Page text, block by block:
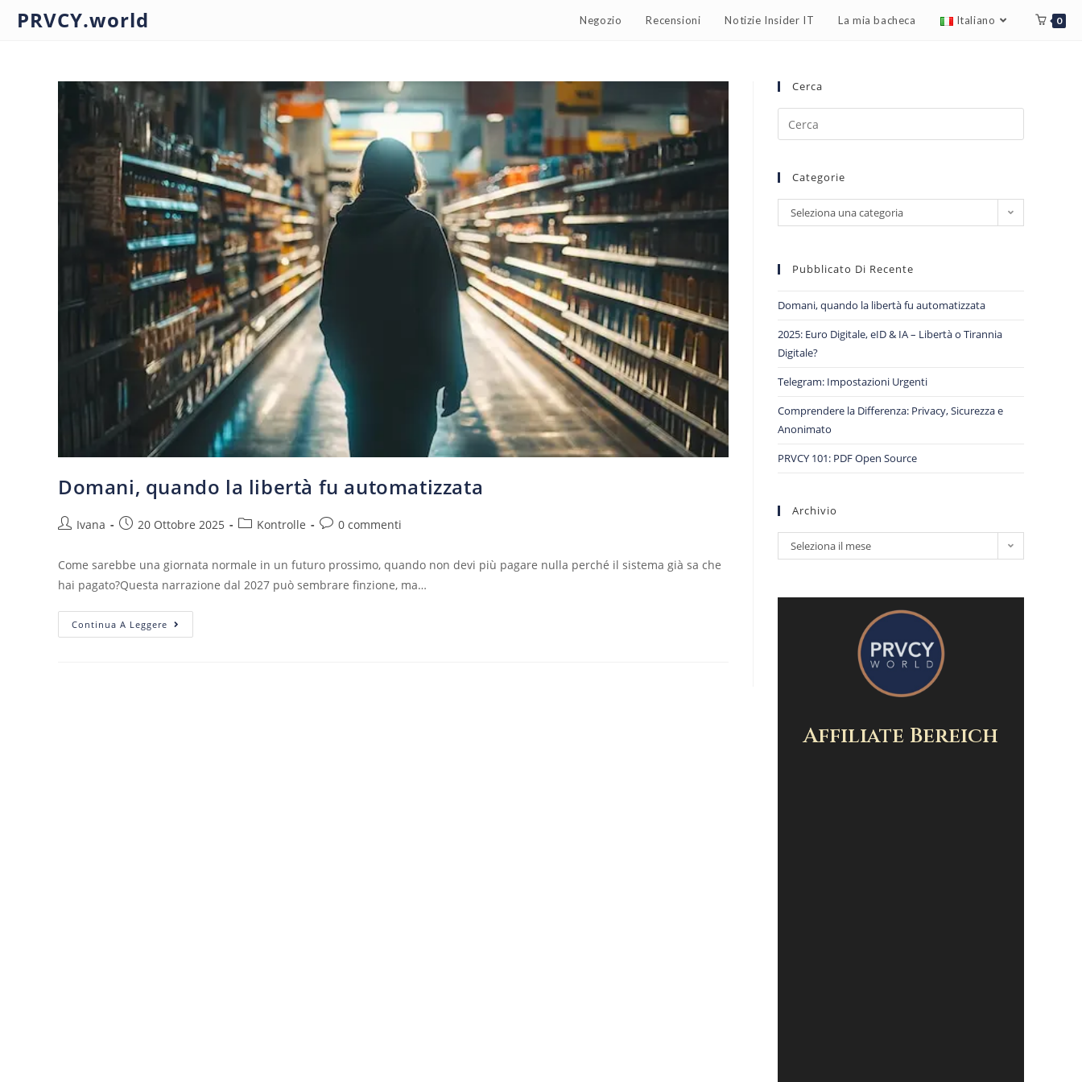
PRVCY.world Negozio Recensioni Notizie Insider IT La mia bacheca Italiano 0
Domani, quando la libertà fu automatizzata
Ivana 20 Ottobre 2025 Kontrolle 0 commenti
Come sarebbe una giornata normale in un futuro prossimo, quando non devi più pagare nulla perché il sistema già sa che
hai pagato?Questa narrazione dal 2027 può sembrare finzione, ma…
Continua A Leggere
Cerca
Categorie
Seleziona una categoria
Pubblicato Di Recente
Domani, quando la libertà fu automatizzata
2025: Euro Digitale, eID & IA – Libertà o Tirannia
Digitale?
Telegram: Impostazioni Urgenti
Comprendere la Differenza: Privacy, Sicurezza e
Anonimato
PRVCY 101: PDF Open Source
Archivio
Seleziona il mese
Affiliate Bereich